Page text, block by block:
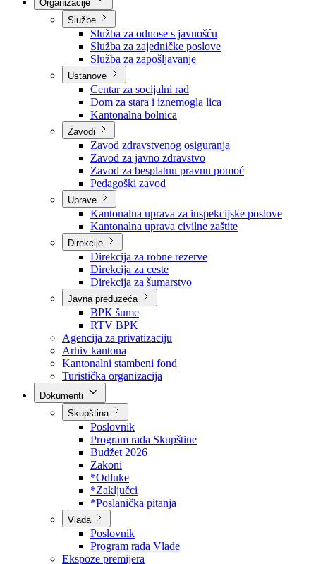
Nadležnosti
Sjednice Vlade
Službe
Služba za odnose s javnošću
Služba za zajedničke poslove
Služba za zapošljavanje
Ustanove
Centar za socijalni rad
Dom za stara i iznemogla lica
Kantonalna bolnica
Zavodi
Zavod zdravstvenog osiguranja
Zavod za javno zdravstvo
Zavod za besplatnu pravnu pomoć
Pedagoški zavod
Uprave
Kantonalna uprava za inspekcijske poslove
Kantonalna uprava civilne zaštite
Direkcije
Direkcija za robne rezerve
Direkcija za ceste
Direkcija za šumarstvo
Javna preduzeća
BPK šume
RTV BPK
Agencija za privatizaciju
Arhiv kantona
Kantonalni stambeni fond
Turistička organizacija
Skupština
Poslovnik
Program rada Skupštine
Budžet 2026
Zakoni
*Odluke
*Zaključci
*Poslanička pitanja
Vlada